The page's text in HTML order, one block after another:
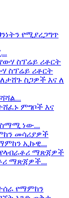
ስፕሬይ ሪቶርት
ነው...
ኢኩዊ...
ማጽጃዎች...